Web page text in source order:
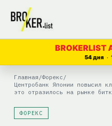
Перейти
содержимому
BROKERLIST
54 дня
Главная /Форекс /
Центробанк Японии повысил
это отразилось на рынке
ФОРЕКС